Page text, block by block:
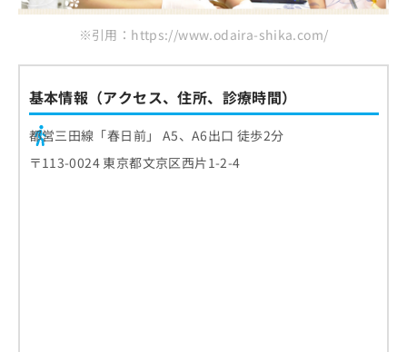
※引用：https://www.odaira-shika.com/
基本情報（アクセス、住所、診療時間）
都営三田線「春日前」 A5、A6出口 徒歩2分
〒113-0024 東京都文京区西片1-2-4